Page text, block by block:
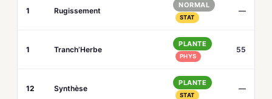
1 Rugissement
NORMAL
STAT
—
1 Tranch’Herbe
PLANTE
PHYS
55
12 Synthèse
PLANTE
STAT
—